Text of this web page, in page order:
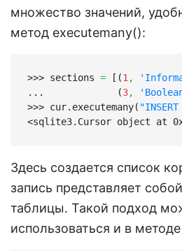
множество значений,
метод executemany():
>>> sections = [(1 ,
...             (3,
>>> cur.executemany(
<sqlite3.Cursor object at
Здесь создается список
запись представляет
таблицы. Такой подход
использоваться и в